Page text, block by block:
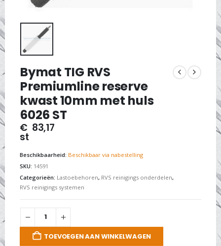
Bymat TIG RVS
Premiumline reserve
kwast 10mm met huls
6026 ST
€ 83,17
st
Beschikbaarheid: Beschikbaar via nabestelling
SKU: 14591
Categorieën: Lastoebehoren, RVS reinigings onderdelen,
RVS reinigings systemen
TOEVOEGEN AAN WINKELWAGEN